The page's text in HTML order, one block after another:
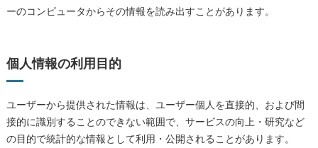
ーのコンピュータからその情報を読み出すことがあります。
個人情報の利用目的
ユーザーから提供された情報は、ユーザー個人を直接的、および間
接的に識別することのできない範囲で、サービスの向上・研究など
の目的で統計的な情報として利用・公開されることがあります。